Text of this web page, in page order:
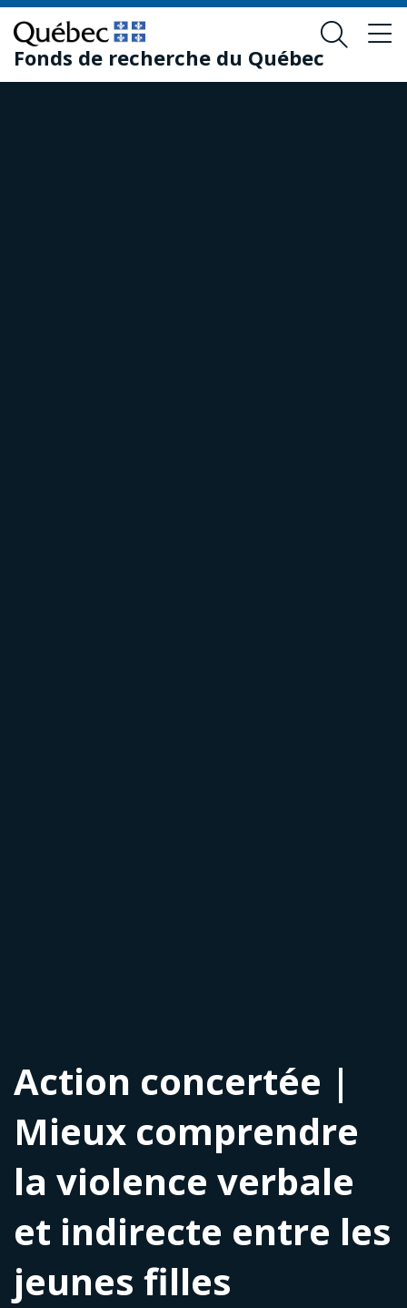
Skip
to
main
content
Skip
to
footer
Fonds de recherche du Québec
Action concertée |
Mieux comprendre
la violence verbale
et indirecte entre les
jeunes filles